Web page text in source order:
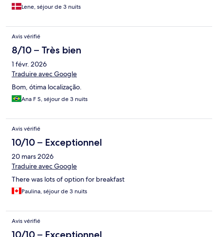
Lene, séjour de 3 nuits
Avis vérifié
8/10 – Très bien
1 févr. 2026
Traduire avec Google
Bom, ótima localização.
Ana F S, séjour de 3 nuits
Avis vérifié
10/10 – Exceptionnel
20 mars 2026
Traduire avec Google
There was lots of option for breakfast
Paulina, séjour de 3 nuits
Avis vérifié